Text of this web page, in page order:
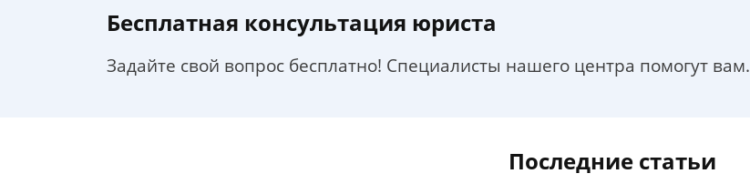
Бесплатная консультация юриста
Задайте свой вопрос бесплатно! Специалисты нашего центра помогут вам.
Последние статьи